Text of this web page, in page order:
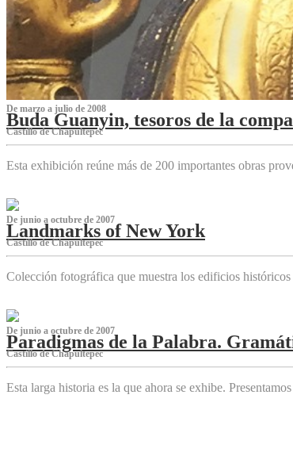
De marzo a julio de 2008
Buda Guanyin, tesoros de la
Castillo de Chapultepec
Esta exhibición reúne más de 200 importantes obras
De junio a octubre de 2007
Landmarks of New York
Castillo de Chapultepec
Colección fotográfica que muestra los edificios
De junio a octubre de 2007
Paradigmas de la Palabra.
Castillo de Chapultepec
Esta larga historia es la que ahora se exhibe.